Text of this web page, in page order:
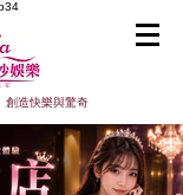
造快樂與驚奇